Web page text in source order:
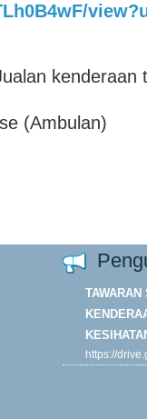
kenderaan
(Ambulan)
https://